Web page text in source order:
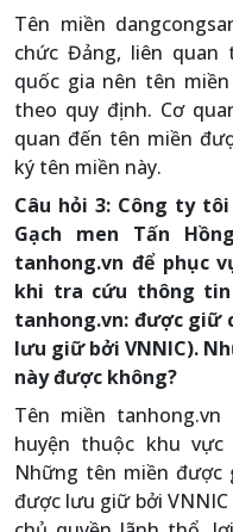
Tên miền
chức Đảng, liên quan
quốc gia nên tên
theo quy định. Cơ
quan đến tên miền
ký tên miền này.
Câu hỏi 3: Công ty
Gạch men Tấn
tanhong.vn để phục
khi tra cứu thông
tanhong.vn: được giữ
lưu giữ bởi VNNIC).
này được không?
Tên miền
huyện thuộc khu vực
Những tên miền được
được lưu giữ bởi